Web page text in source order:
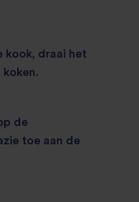
kook, draai het
de
toe aan de